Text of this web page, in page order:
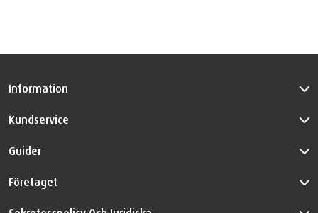
Information
Kundservice
Guider
Företaget